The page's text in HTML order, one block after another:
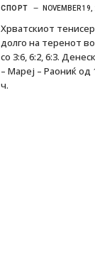
СПОРТ NOVEMBER
Хрватскиот
долго на теренот
со 3:6, 6:2, 6:3.
– Мареј – Раониќ од
ч.